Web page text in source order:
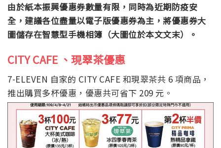
由於紙本振興優惠券數量有限，同時為近期防疫安
全，建議各位盡量以電子版優惠券為主，將優惠券大
圖儲存在智慧型手機相簿（大圖位於本文文末）。
CITY CAFE 、現翠茶優惠
7-ELEVEN 自家的 CITY CAFE 和現翠茶共 6 項商品，
推出購買多杯優惠，優惠共可省下 209 元。